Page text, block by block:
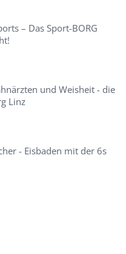
– Das Sport-BORG
und Weisheit - die
Linz
- Eisbaden mit der 6s